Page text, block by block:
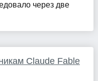
через две
Claude Fable